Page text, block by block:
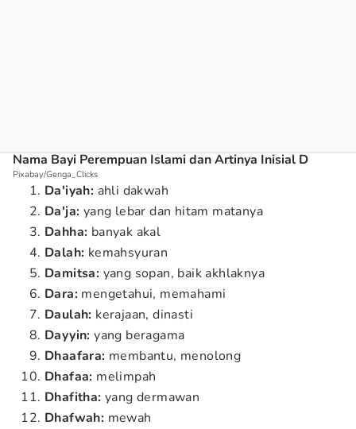
Nama Bayi Perempuan Islami dan Artinya Inisial D
Pixabay/Genga_Clicks
Da'iyah: ahli dakwah
Da'ja: yang lebar dan hitam matanya
Dahha: banyak akal
Dalah: kemahsyuran
Damitsa: yang sopan, baik akhlaknya
Dara: mengetahui, memahami
Daulah: kerajaan, dinasti
Dayyin: yang beragama
Dhaafara: membantu, menolong
Dhafaa: melimpah
Dhafitha: yang dermawan
Dhafwah: mewah